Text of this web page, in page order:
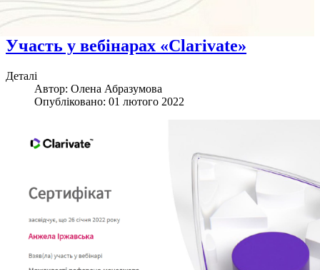
Участь у вебінарах «Clarivate»
Деталі
Автор: Олена Абразумова
Опубліковано: 01 лютого 2022